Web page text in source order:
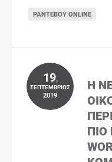
ΡΑΝΤΕΒΟΎ ONLINE
19.
ΣΕΠΤΈΜΒΡΙΟΣ
2019
Η